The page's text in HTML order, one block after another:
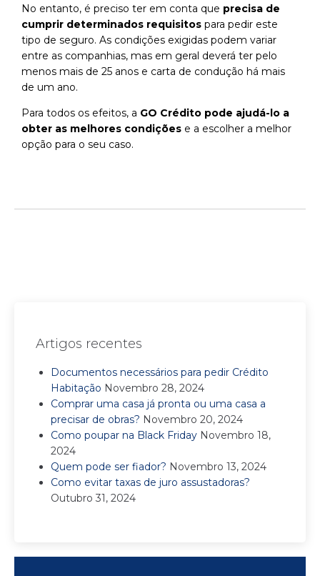
No entanto, é preciso ter em conta que precisa de
cumprir determinados requisitos para pedir este
tipo de seguro. As condições exigidas podem variar
entre as companhias, mas em geral deverá ter pelo
menos mais de 25 anos e carta de condução há mais
de um ano.
Para todos os efeitos, a GO Crédito pode ajudá-lo a
obter as melhores condições e a escolher a melhor
opção para o seu caso.
Artigos recentes
Documentos necessários para pedir Crédito
Habitação Novembro 28, 2024
Comprar uma casa já pronta ou uma casa a
precisar de obras? Novembro 20, 2024
Como poupar na Black Friday Novembro 18,
2024
Quem pode ser fiador? Novembro 13, 2024
Como evitar taxas de juro assustadoras?
Outubro 31, 2024